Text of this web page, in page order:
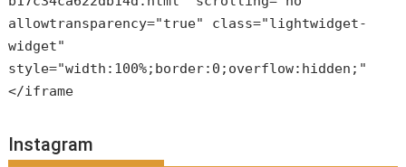
allowtransparency="true" class="lightwidget-
widget"
style="width:100%;border:0;overflow:hidden;"
</iframe
Instagram